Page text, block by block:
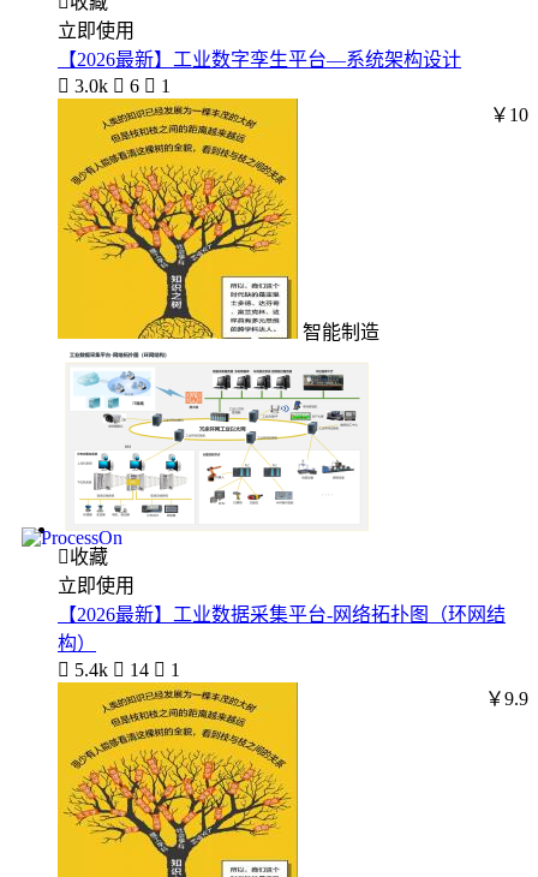
立即使用
【2026最新】工业数字孪生平台—系统架构设计
 3.0k  6  1
智能制造
￥10
收藏
立即使用
【2026最新】工业数据采集平台-网络拓扑图（环网结
构）
 5.4k  14  1
￥9.9